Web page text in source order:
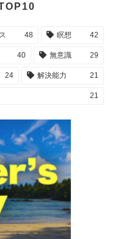
48 瞑想 42
40 無意識 29
24 解決能力 21
21